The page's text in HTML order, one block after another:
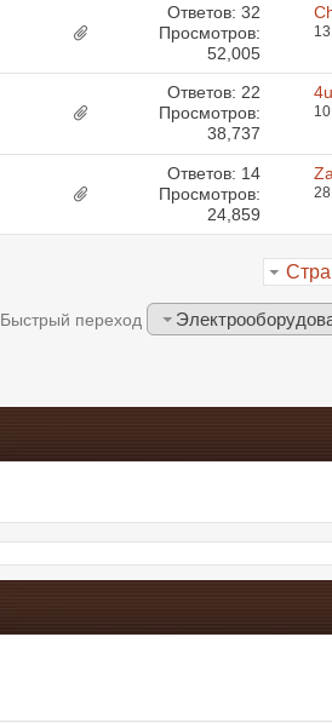
Ответов: 32
Просмотров:
52,005
Ответов: 22
Просмотров:
38,737
Ответов: 14
Просмотров:
24,859
Быстрый переход